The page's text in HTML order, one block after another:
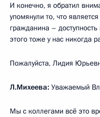
И конечно, я обратил
упомянули то, что
гражданина –
этого тоже у нас никогда
Пожалуйста, Лидия
Л.Михеева: Уважаемый
Мы с коллегами всё это